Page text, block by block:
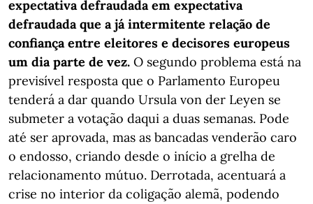
expectativa defraudada em expectativa
defraudada que a já intermitente relação de
confiança entre eleitores e decisores europeus
um dia parte de vez. O segundo problema está na
previsível resposta que o Parlamento Europeu
tenderá a dar quando Ursula von der Leyen se
submeter a votação daqui a duas semanas. Pode
até ser aprovada, mas as bancadas venderão caro
o endosso, criando desde o início a grelha de
relacionamento mútuo. Derrotada, acentuará a
crise no interior da coligação alemã, podendo